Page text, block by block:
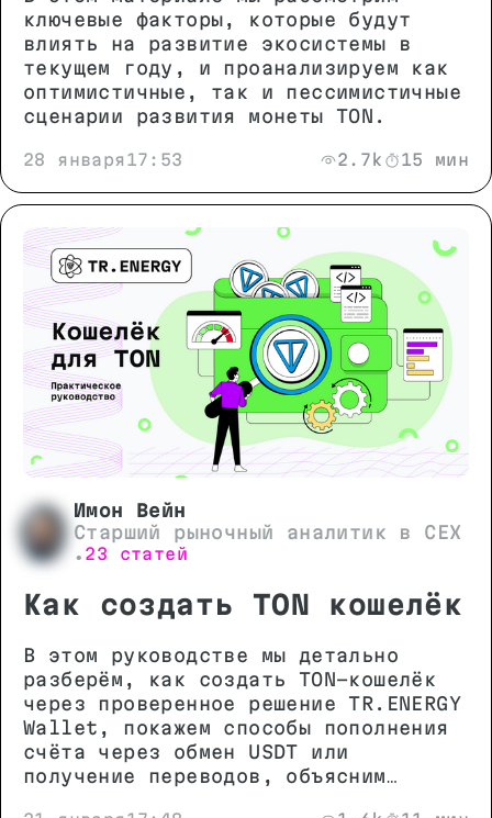
ключевые факторы, которые будут
влиять на развитие экосистемы в
текущем году, и проанализируем как
оптимистичные, так и пессимистичные
сценарии развития монеты TON.
28 января 17:53 2.7k 15 мин
Имон Вейн
Старший рыночный аналитик в CEX
• 23 статей
Как создать TON кошелёк
В этом руководстве мы детально
разберём, как создать TON-кошелёк
через проверенное решение TR.ENERGY
Wallet, покажем способы пополнения
счёта через обмен USDT или
получение переводов, объясним